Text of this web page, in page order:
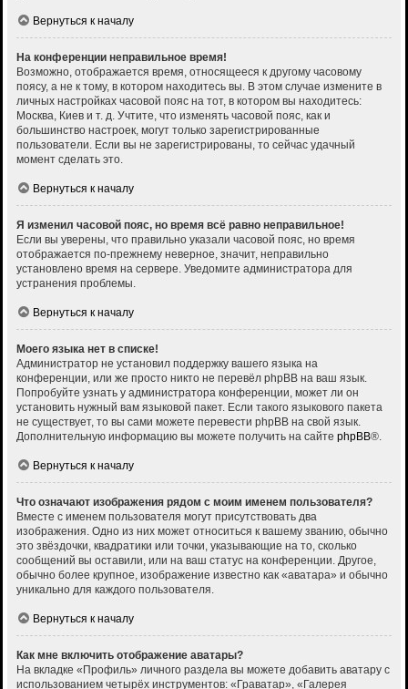
Вернуться к началу
На конференции неправильное время!
Возможно, отображается время, относящееся к другому часовому
поясу, а не к тому, в котором находитесь вы. В этом случае измените в
личных настройках часовой пояс на тот, в котором вы находитесь:
Москва, Киев и т. д. Учтите, что изменять часовой пояс, как и
большинство настроек, могут только зарегистрированные
пользователи. Если вы не зарегистрированы, то сейчас удачный
момент сделать это.
Вернуться к началу
Я изменил часовой пояс, но время всё равно неправильное!
Если вы уверены, что правильно указали часовой пояс, но время
отображается по-прежнему неверное, значит, неправильно
установлено время на сервере. Уведомите администратора для
устранения проблемы.
Вернуться к началу
Моего языка нет в списке!
Администратор не установил поддержку вашего языка на
конференции, или же просто никто не перевёл phpBB на ваш язык.
Попробуйте узнать у администратора конференции, может ли он
установить нужный вам языковой пакет. Если такого языкового пакета
не существует, то вы сами можете перевести phpBB на свой язык.
Дополнительную информацию вы можете получить на сайте phpBB®.
Вернуться к началу
Что означают изображения рядом с моим именем пользователя?
Вместе с именем пользователя могут присутствовать два
изображения. Одно из них может относиться к вашему званию, обычно
это звёздочки, квадратики или точки, указывающие на то, сколько
сообщений вы оставили, или на ваш статус на конференции. Другое,
обычно более крупное, изображение известно как «аватара» и обычно
уникально для каждого пользователя.
Вернуться к началу
Как мне включить отображение аватары?
На вкладке «Профиль» личного раздела вы можете добавить аватару с
использованием четырёх инструментов: «Граватар», «Галерея